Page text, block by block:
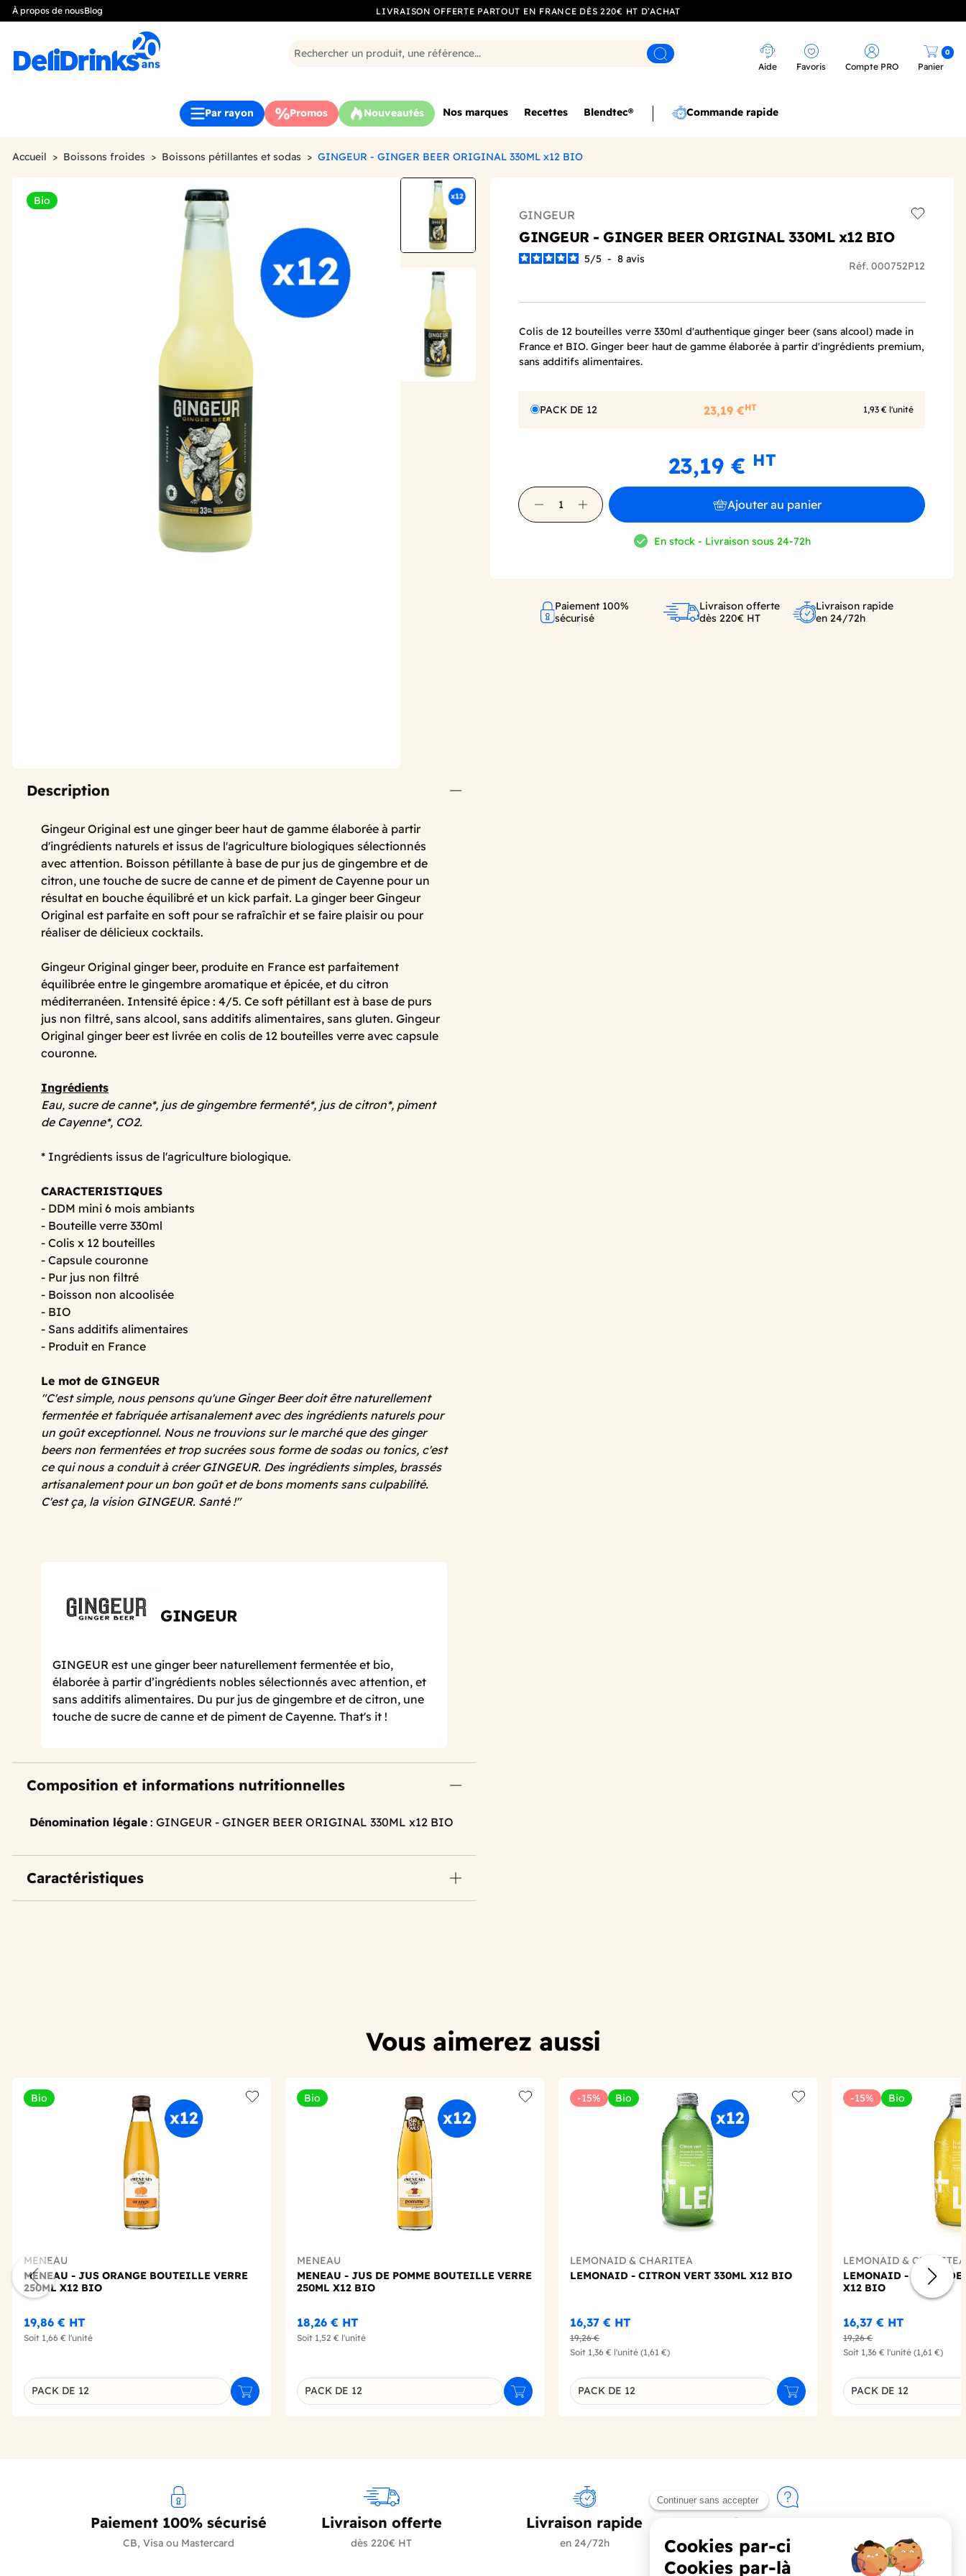
À propos de nousBlog LIVRAISON OFFERTE PARTOUT EN FRANCE DÈS 220€ HT D’ACHAT
Rechercher
Aide Favoris Compte PRO Panier
0
Par rayon Promos Nouveautés Nos marques Recettes Blendtec® Commande rapide
Accueil Boissons froides Boissons pétillantes et sodas GINGEUR - GINGER BEER ORIGINAL 330ML x12 BIO
Bio
Description
Gingeur Original est une ginger beer haut de gamme élaborée à partir
d'ingrédients naturels et issus de l'agriculture biologiques sélectionnés
avec attention. Boisson pétillante à base de pur jus de gingembre et de
citron, une touche de sucre de canne et de piment de Cayenne pour un
résultat en bouche équilibré et un kick parfait. La ginger beer Gingeur
Original est parfaite en soft pour se rafraîchir et se faire plaisir ou pour
réaliser de délicieux cocktails.
Gingeur Original ginger beer, produite en France est parfaitement
équilibrée entre le gingembre aromatique et épicée, et du citron
méditerranéen. Intensité épice : 4/5. Ce soft pétillant est à base de purs
jus non filtré, sans alcool, sans additifs alimentaires, sans gluten. Gingeur
Original ginger beer est livrée en colis de 12 bouteilles verre avec capsule
couronne.
Ingrédients
Eau, sucre de canne*, jus de gingembre fermenté*, jus de citron*, piment
de Cayenne*, CO2.
* Ingrédients issus de l'agriculture biologique.
CARACTERISTIQUES
- DDM mini 6 mois ambiants
- Bouteille verre 330ml
- Colis x 12 bouteilles
- Capsule couronne
- Pur jus non filtré
- Boisson non alcoolisée
- BIO
- Sans additifs alimentaires
- Produit en France
Le mot de GINGEUR
"C'est simple, nous pensons qu'une Ginger Beer doit être naturellement
fermentée et fabriquée artisanalement avec des ingrédients naturels pour
un goût exceptionnel. Nous ne trouvions sur le marché que des ginger
beers non fermentées et trop sucrées sous forme de sodas ou tonics, c'est
ce qui nous a conduit à créer GINGEUR. Des ingrédients simples, brassés
artisanalement pour un bon goût et de bons moments sans culpabilité.
C'est ça, la vision GINGEUR. Santé !"
GINGEUR
GINGEUR est une ginger beer naturellement fermentée et bio,
élaborée à partir d’ingrédients nobles sélectionnés avec attention, et
sans additifs alimentaires. Du pur jus de gingembre et de citron, une
touche de sucre de canne et de piment de Cayenne. That's it !
Composition et informations nutritionnelles
Dénomination légale : GINGEUR - GINGER BEER ORIGINAL 330ML x12 BIO
Caractéristiques
GINGEUR
GINGEUR - GINGER BEER ORIGINAL 330ML x12 BIO
5/5 - 8 avis
Réf. 000752P12
Colis de 12 bouteilles verre 330ml d'authentique ginger beer (sans alcool) made in
France et BIO. Ginger beer haut de gamme élaborée à partir d'ingrédients premium,
sans additifs alimentaires.
PACK DE 12 23,19 €HT 1,93 € l'unité
23,19 € HT
Ajouter au panier
En stock - Livraison sous 24-72h
Paiement 100%
sécurisé
Livraison offerte
dès 220€ HT
Livraison rapide
en 24/72h
Vous aimerez aussi
Bio
Add to wishlist
MENEAU
MENEAU - JUS ORANGE BOUTEILLE VERRE
250ML X12 BIO
19,86 € HT
Soit 1,66 € l'unité
Déclinaison du produit
PACK DE 12 Ajouter au panier
Bio
Add to wishlist
MENEAU
MENEAU - JUS DE POMME BOUTEILLE VERRE
250ML X12 BIO
18,26 € HT
Soit 1,52 € l'unité
Déclinaison du produit
PACK DE 12 Ajouter au panier
-15% Bio
Add to wishlist
LEMONAID & CHARITEA
LEMONAID - CITRON VERT 330ML X12 BIO
16,37 € HT
19,26 €
Soit 1,36 € l'unité (1,61 €)
Déclinaison du produit
PACK DE 12 Ajouter au panier
-15% Bio
LEMONAID & CHARITEA
LEMONAID - FRUIT DE
X12 BIO
16,37 € HT
19,26 €
Soit 1,36 € l'unité (1,61 €)
Déclinaison du produit
PACK DE 12
Paiement 100% sécurisé
CB, Visa ou Mastercard
Livraison offerte
dès 220€ HT
Livraison rapide
en 24/72h
Contactez-nous
+33 (0)4 90 91 20 80